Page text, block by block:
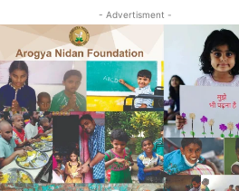
- Advertisment -